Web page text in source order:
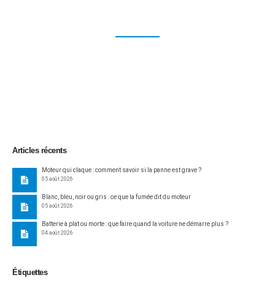
Articles récents
Moteur qui claque : comment savoir si la panne est grave ?
05 août 2026
Blanc, bleu, noir ou gris : ce que la fumée dit du moteur
05 août 2026
Batterie à plat ou morte : que faire quand la voiture ne démarre plus ?
04 août 2026
Étiquettes